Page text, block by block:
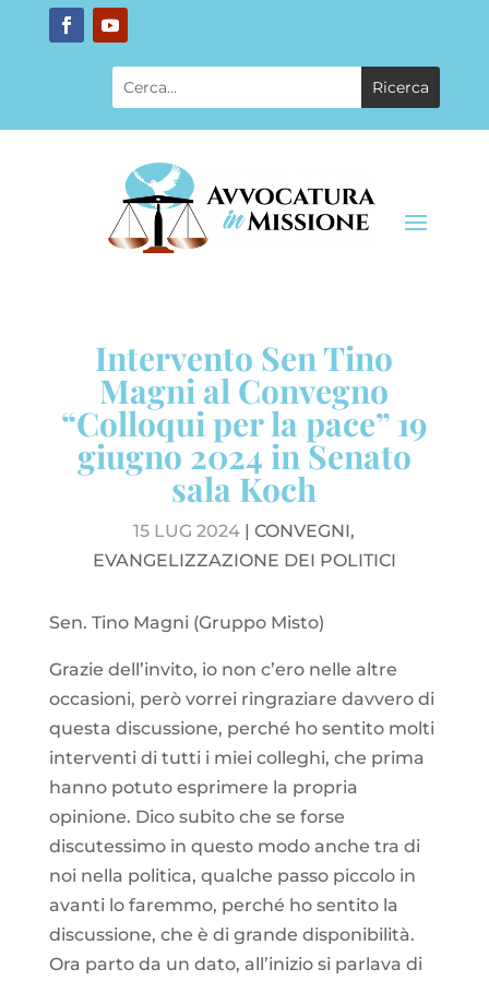
Intervento Sen Tino
Magni al Convegno
“Colloqui per la pace” 19
giugno 2024 in Senato
sala Koch
15 LUG 2024 |CONVEGNI,
EVANGELIZZAZIONE DEI POLITICI
Sen. Tino Magni (Gruppo Misto)
Grazie dell’invito, io non c’ero nelle altre
occasioni, però vorrei ringraziare davvero di
questa discussione, perché ho sentito molti
interventi di tutti i miei colleghi, che prima
hanno potuto esprimere la propria
opinione. Dico subito che se forse
discutessimo in questo modo anche tra di
noi nella politica, qualche passo piccolo in
avanti lo faremmo, perché ho sentito la
discussione, che è di grande disponibilità.
Ora parto da un dato, all’inizio si parlava di